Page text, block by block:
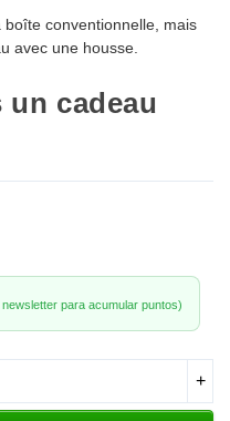
conventionnelle, mais
avec une housse.
un cadeau
para acumular puntos)
+